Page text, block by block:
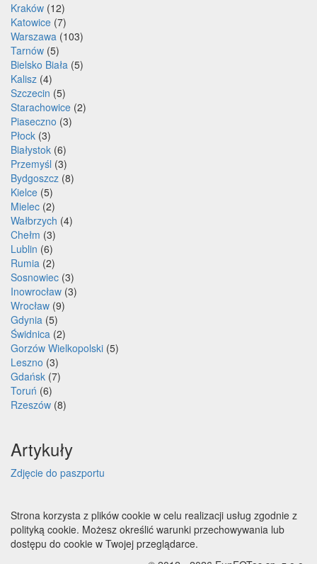
Kraków (12)
Katowice (7)
Warszawa (103)
Tarnów (5)
Bielsko Biała (5)
Kalisz (4)
Szczecin (5)
Starachowice (2)
Piaseczno (3)
Płock (3)
Białystok (6)
Przemyśl (3)
Bydgoszcz (8)
Kielce (5)
Mielec (2)
Wałbrzych (4)
Chełm (3)
Lublin (6)
Rumia (2)
Sosnowiec (3)
Inowrocław (3)
Wrocław (9)
Gdynia (5)
Świdnica (2)
Gorzów Wielkopolski (5)
Leszno (3)
Gdańsk (7)
Toruń (6)
Rzeszów (8)
Artykuły
Zdjęcie do paszportu
Strona korzysta z plików cookie w celu realizacji usług zgodnie z
polityką cookie. Możesz określić warunki przechowywania lub
dostępu do cookie w Twojej przeglądarce.